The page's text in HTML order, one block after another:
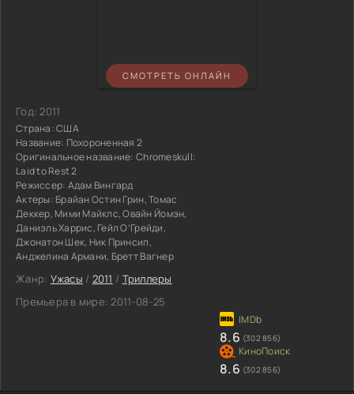
СМОТРЕТЬ ОНЛАЙН
Год:2011
Страна:США
Название: Похороненная 2
Оригинальное название: Chromeskull:
Laid to Rest 2
Режиссер: Адам Вингард
Актеры: Брайан Остин Грин, Томас
Деккер, Мими Майклс, Овайн Йомэн,
Даниэль Харрис, Гейл О’Грейди,
Джонатон Шек, Ник Принсип,
Анджелина Армани, Бретт Вагнер
Жанр: Ужасы / 2011 / Триллеры
Премьера в мире: 2011-08-25
8.6 (302 856)
8.6 (302 856)